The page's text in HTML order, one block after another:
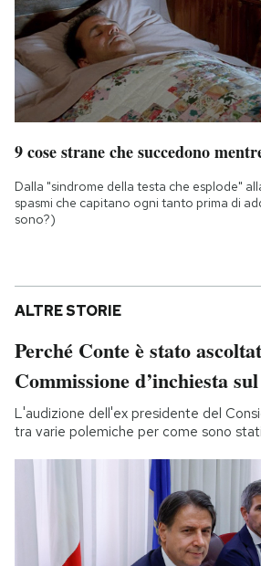
9 cose strane che succedono
Dalla "sindrome della testa che esplode"
spasmi che capitano ogni tanto prima di
sono?)
ALTRE STORIE
Perché Conte è stato
Commissione d’inchiesta
L'audizione dell'ex presidente del
tra varie polemiche per come sono